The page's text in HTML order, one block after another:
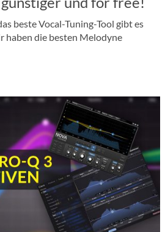
beste Vocal-Tuning-Tool gibt es
haben die besten Melodyne